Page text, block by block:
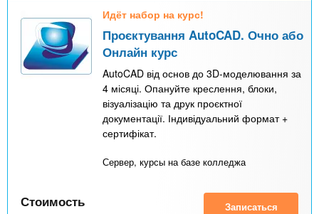
s
Онлайн курсы
За рубежом
Идёт набор на курс!
Проєктування AutoCAD. Очно або
Онлайн курс
AutoCAD від основ до 3D-моделювання за
4 місяці. Опануйте креслення, блоки,
візуалізацію та друк проєктної
документації. Індивідуальний формат +
сертифікат.
Сервер, курсы на базе колледжа
Стоимость Записаться